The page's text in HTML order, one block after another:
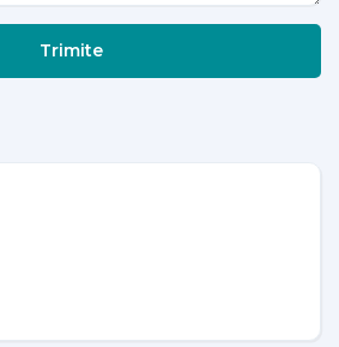
Trimite